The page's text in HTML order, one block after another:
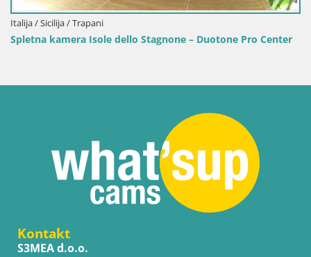
dello Stagnone – Duotone Pro Center
Spletna kamera
Kontakt
S3MEA d.o.o.